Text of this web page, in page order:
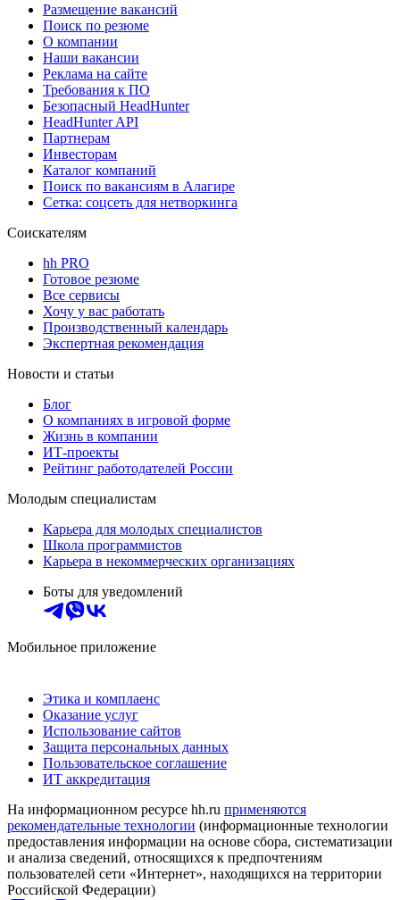
Размещение вакансий
Поиск по резюме
О компании
Наши вакансии
Реклама на сайте
Требования к ПО
Безопасный HeadHunter
HeadHunter API
Партнерам
Инвесторам
Каталог компаний
Поиск по вакансиям в Алагире
Сетка: соцсеть для нетворкинга
Соискателям
hh PRO
Готовое резюме
Все сервисы
Хочу у вас работать
Производственный календарь
Экспертная рекомендация
Новости и статьи
Блог
О компаниях в игровой форме
Жизнь в компании
ИТ-проекты
Рейтинг работодателей России
Молодым специалистам
Карьера для молодых специалистов
Школа программистов
Карьера в некоммерческих организациях
Боты для уведомлений
Мобильное приложение
Этика и комплаенс
Оказание услуг
Использование сайтов
Защита персональных данных
Пользовательское соглашение
ИТ аккредитация
На информационном ресурсе hh.ru применяются
рекомендательные технологии (информационные технологии
предоставления информации на основе сбора, систематизации
и анализа сведений, относящихся к предпочтениям
пользователей сети «Интернет», находящихся на территории
Российской Федерации)